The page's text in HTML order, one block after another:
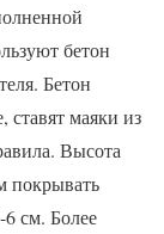
бетон
Бетон
маяки из
Высота
покрывать
6 см. Более